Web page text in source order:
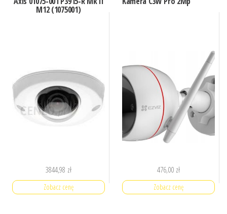
M12 (1075001)
3844,98 zł
Zobacz cenę
476,00 zł
Zobacz cenę